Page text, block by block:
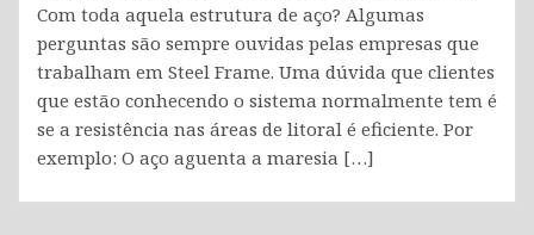
Com toda aquela estrutura de aço? Algumas
perguntas são sempre ouvidas pelas empresas que
trabalham em Steel Frame. Uma dúvida que clientes
que estão conhecendo o sistema normalmente tem é
se a resistência nas áreas de litoral é eficiente. Por
exemplo: O aço aguenta a maresia […]